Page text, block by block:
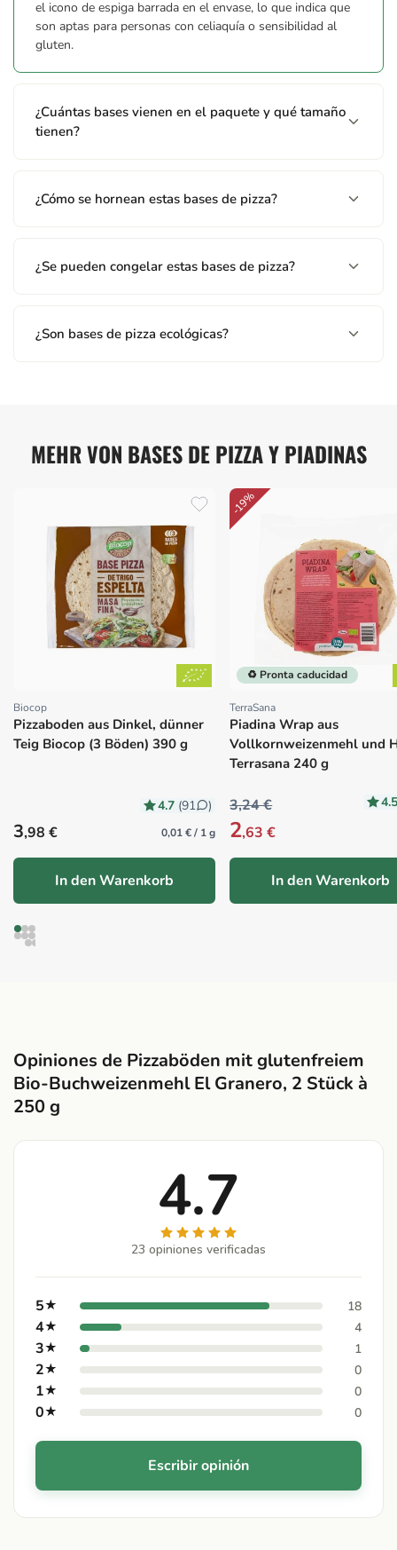
el icono de espiga barrada en el envase, lo que indica que
son aptas para personas con celiaquía o sensibilidad al
gluten.
¿Cuántas bases vienen en el paquete y qué tamaño
tienen?
¿Cómo se hornean estas bases de pizza?
¿Se pueden congelar estas bases de pizza?
¿Son bases de pizza ecológicas?
MEHR VON BASES DE PIZZA Y PIADINAS
Proveedor:
Biocop
Pizzaboden aus Dinkel, dünner
Teig Biocop (3 Böden) 390 g
4.7 (91 )
Precio habitual
3,98 € 0,01 € / 1 g
In den Warenkorb
-19%
♻️ Pronta caducidad
Proveedor:
TerraSana
Piadina Wrap aus
Vollkornweizenmehl und
Terrasana 240 g
3,24 €
2,63 €
In den Warenkorb
Opiniones de Pizzaböden mit glutenfreiem
Bio-Buchweizenmehl El Granero, 2 Stück à
250 g
4.7
23 opiniones verificadas
5★ 18
4★ 4
3★ 1
2★ 0
1★ 0
0★ 0
Escribir opinión